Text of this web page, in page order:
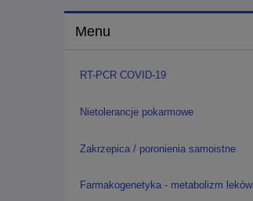
Menu
RT-PCR COVID-19
Nietolerancje pokarmowe
Zakrzepica / poronienia samoistne
Farmakogenetyka - metabolizm leków